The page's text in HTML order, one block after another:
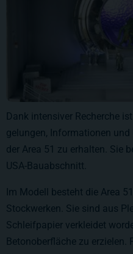
Dank intensiver Recherche
gelungen, Informationen
der Area 51 zu erhalten. Sie
USA-Bauabschnitt.
Im Modell besteht die Area
Stockwerken. Sie sind aus
Schleifpapier verkleidet
Betonoberfläche zu erzielen.